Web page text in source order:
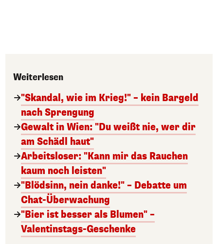
Weiterlesen
"Skandal, wie im Krieg!" – kein Bargeld
nach Sprengung
Gewalt in Wien: "Du weißt nie, wer dir
am Schädl haut"
Arbeitsloser: "Kann mir das Rauchen
kaum noch leisten"
"Blödsinn, nein danke!" – Debatte um
Chat-Überwachung
"Bier ist besser als Blumen" –
Valentinstags-Geschenke